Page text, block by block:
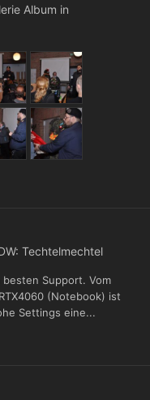
Album in
Techtelmechtel
Support. Vom
(Notebook) ist
Settings eine...